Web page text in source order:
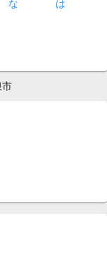
な は
市